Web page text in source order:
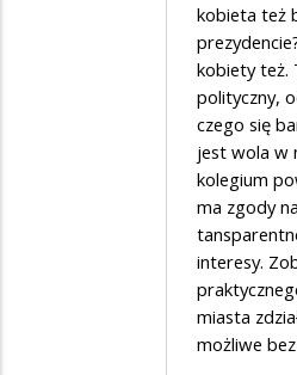
kobieta też
kobiety też.
polityczny,
czego się
jest wola w
kolegium
ma zgody
interesy.
miasta
możliwe bez